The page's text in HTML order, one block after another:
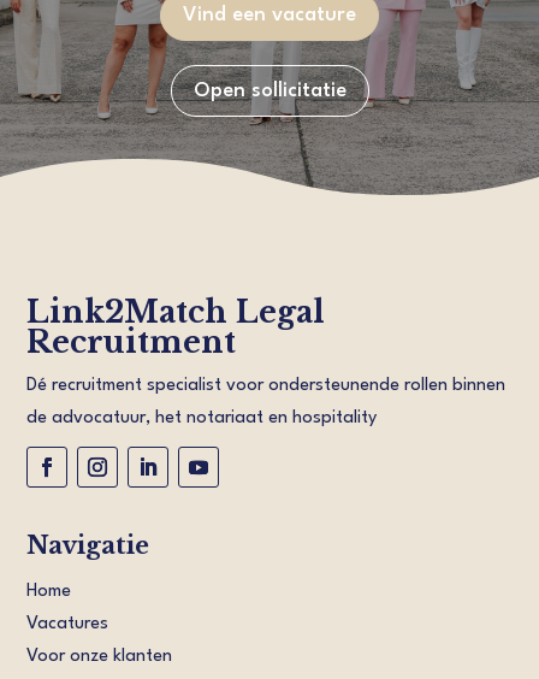
Vind een vacature
Open sollicitatie
Link2Match Legal
Recruitment
Dé recruitment specialist voor ondersteunende rollen binnen
de advocatuur, het notariaat en hospitality
Navigatie
Home
Vacatures
Voor onze klanten